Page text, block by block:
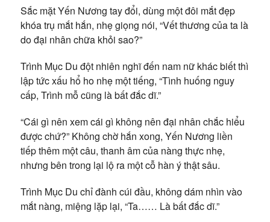
Sắc mặt Yến Nương tay đổi, dùng một đôi mắt đẹp
khóa trụ mắt hắn, nhẹ giọng nói, “Vết thương của ta là
do đại nhân chữa khỏi sao?”
Trình Mục Du đột nhiên nghĩ đến nam nữ khác biết thì
lập tức xấu hổ ho nhẹ một tiếng, “Tình huống nguy
cấp, Trình mỗ cũng là bất đắc dĩ.”
“Cái gì nên xem cái gì không nên đại nhân chắc hiểu
được chứ?” Không chờ hắn xong, Yến Nương liền
tiếp thêm một câu, thanh âm của nàng thực nhẹ,
nhưng bên trong lại lộ ra một cỗ hàn ý thật sâu.
Trình Mục Du chỉ đành cúi đầu, không dám nhìn vào
mắt nàng, miệng lặp lại, “Ta…… Là bất đắc dĩ.”